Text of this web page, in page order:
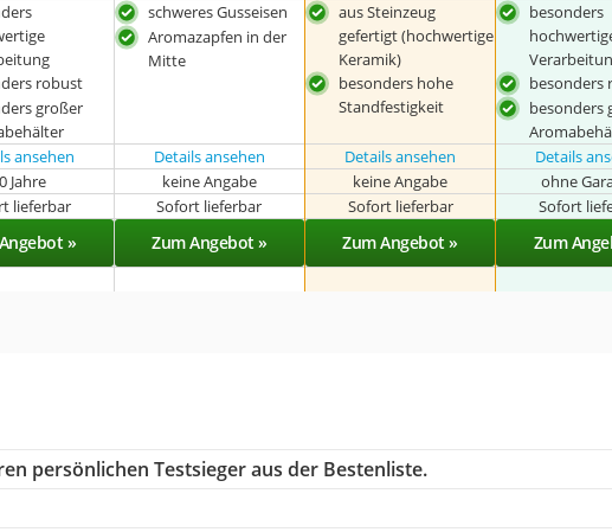
robust
großer
schweres Gusseisen
Aromazapfen in der
Mitte
aus Steinzeug
gefertigt (hochwertige
Keramik)
besonders hohe
Standfestigkeit
besonders
besonders
besonders
ansehen Details ansehen Details ansehen Details
Jahre keine Angabe keine Angabe ohne
lieferbar Sofort lieferbar Sofort lieferbar Sofort
» Zum Angebot » Zum Angebot » Zum
persönlichen Testsieger aus der Bestenliste.